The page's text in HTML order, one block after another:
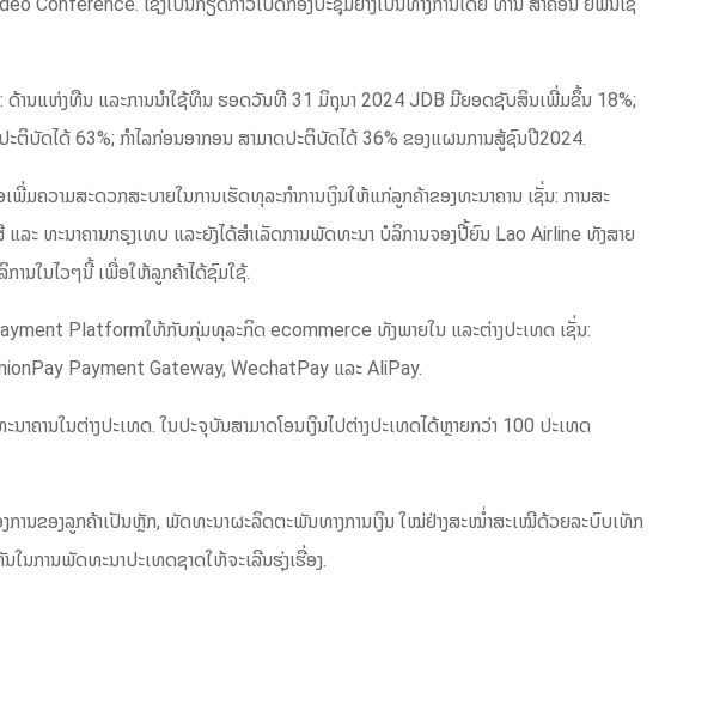
: ດ້ານແຫ່ງທືນ ແລະການນຳໃຊ້ທຶນ ຮອດວັນທີ 31 ມິຖຸນາ 2024 JDB ມີຍອດຊັບສິນເພີ່ມຂຶ້ນ 18%;
ບັດໄດ້ 63%; ກໍາໄລກ່ອນອາກອນ ສາມາດປະຕິບັດໄດ້ 36% ຂອງແຜນການສູ້ຊົນປີ2024.
ວາມສະດວກສະບາຍໃນການເຮັດທຸລະກຳການເງິນໃຫ້ແກ່ລູກຄ້າຂອງທະນາຄານ ເຊັ່ນ: ການສະ
ລະ ທະນາຄານກຣຸງເທບ ແລະຍັງໄດ້ສຳເລັດການພັດທະນາ ບໍລິການຈອງປີ້ຍົນ Lao Airline ທັງສາຍ
ນໃນໄວໆນີ້ ເພື່ອໃຫ້ລູກຄ້າໄດ້ຊົມໃຊ້.
Platformໃຫ້ກັບກຸ່ມທຸລະກິດ ecommerce ທັງພາຍໃນ ແລະຕ່າງປະເທດ ເຊັ່ນ:
Payment Gateway, WechatPay ແລະ AliPay.
ຄານໃນຕ່າງປະເທດ. ໃນປະຈຸບັນສາມາດໂອນເງິນໄປຕ່າງປະເທດໄດ້ຫຼາຍກວ່າ 100 ປະເທດ
ານຂອງລູກຄ້າເປັນຫຼັກ, ພັດທະນາຜະລິດຕະພັນທາງການເງິນ ໃໝ່ຢ່າງສະໝໍ່າສະເໝີດ້ວຍລະບົບເທັກ
ການພັດທະນາປະເທດຊາດໃຫ້ຈະເລີນຮຸ່ງເຮື່ອງ.